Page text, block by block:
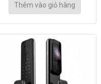
Thêm vào giỏ hàng